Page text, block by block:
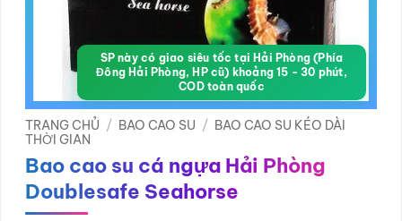
SP này có giao siêu tốc tại Hải Phòng (Phía
Đông Hải Phòng, HP cũ) khoảng 15 - 30 phút,
COD toàn quốc
TRANG CHỦ / BAO CAO SU / BAO CAO SU KÉO DÀI
THỜI GIAN
Bao cao su cá ngựa Hải Phòng
Doublesafe Seahorse